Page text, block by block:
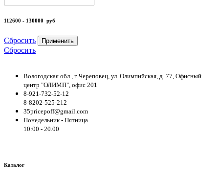
112600 - 130000 руб
Сбросить Применить
Сбросить
Вологодская обл., г. Череповец, ул. Олимпийская, д. 77, Офисный
центр "ОЛИМП", офис 201
8-921-732-52-12
8-8202-525-212
35pricepoff@gmail.com
Понедельник - Пятница
10:00 - 20.00
Каталог